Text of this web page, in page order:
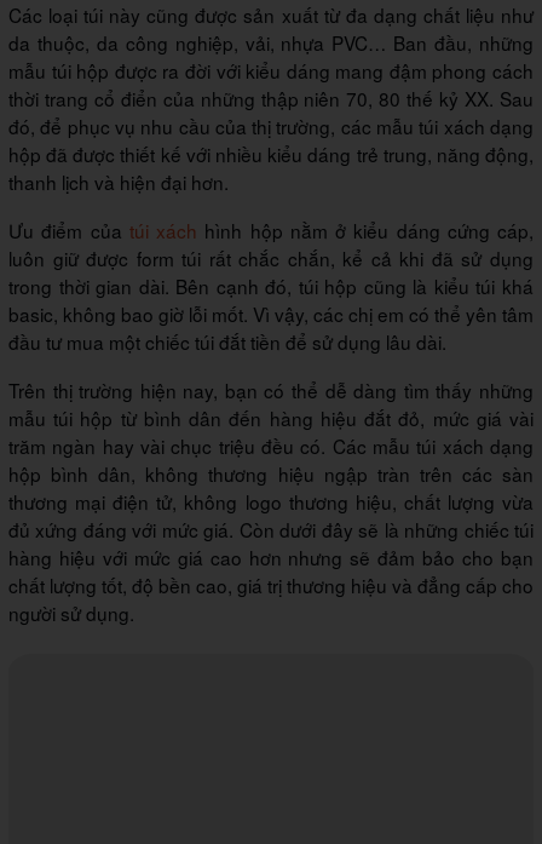
Các loại túi này cũng được sản xuất từ đa dạng chất liệu như
da thuộc, da công nghiệp, vải, nhựa PVC… Ban đầu, những
mẫu túi hộp được ra đời với kiểu dáng mang đậm phong cách
thời trang cổ điển của những thập niên 70, 80 thế kỷ XX. Sau
đó, để phục vụ nhu cầu của thị trường, các mẫu túi xách dạng
hộp đã được thiết kế với nhiều kiểu dáng trẻ trung, năng động,
thanh lịch và hiện đại hơn.
Ưu điểm của túi xách hình hộp nằm ở kiểu dáng cứng cáp,
luôn giữ được form túi rất chắc chắn, kể cả khi đã sử dụng
trong thời gian dài. Bên cạnh đó, túi hộp cũng là kiểu túi khá
basic, không bao giờ lỗi mốt. Vì vậy, các chị em có thể yên tâm
đầu tư mua một chiếc túi đắt tiền để sử dụng lâu dài.
Trên thị trường hiện nay, bạn có thể dễ dàng tìm thấy những
mẫu túi hộp từ bình dân đến hàng hiệu đắt đỏ, mức giá vài
trăm ngàn hay vài chục triệu đều có. Các mẫu túi xách dạng
hộp bình dân, không thương hiệu ngập tràn trên các sàn
thương mại điện tử, không logo thương hiệu, chất lượng vừa
đủ xứng đáng với mức giá. Còn dưới đây sẽ là những chiếc túi
hàng hiệu với mức giá cao hơn nhưng sẽ đảm bảo cho bạn
chất lượng tốt, độ bền cao, giá trị thương hiệu và đẳng cấp cho
người sử dụng.